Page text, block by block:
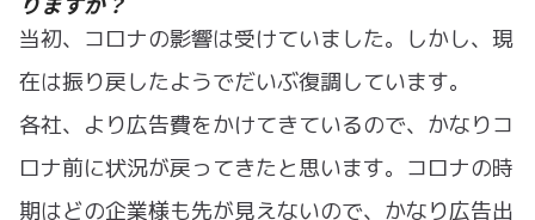
当初、コロナの影響は受けていました。しかし、現
在は振り戻したようでだいぶ復調しています。
各社、より広告費をかけてきているので、かなりコ
ロナ前に状況が戻ってきたと思います。コロナの時
期はどの企業様も先が見えないので、かなり広告出